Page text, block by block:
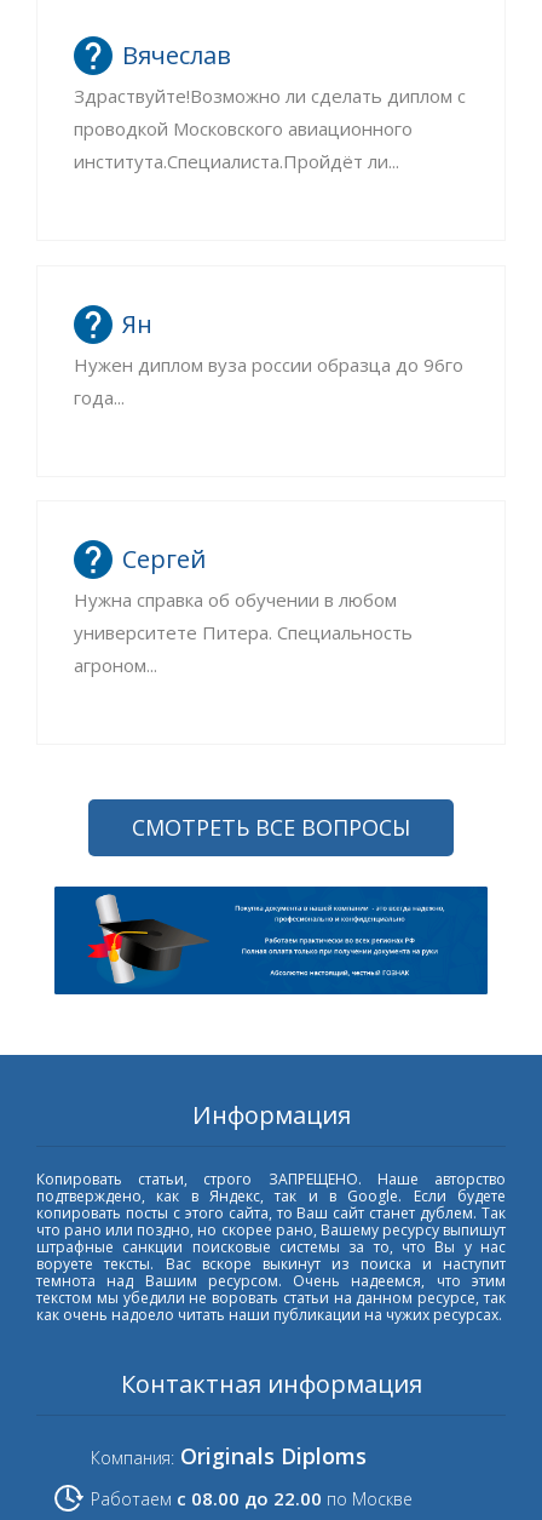
Вячеслав
Здраствуйте!Возможно ли сделать диплом с
проводкой Московского авиационного
института.Специалиста.Пройдёт ли...
Ян
Нужен диплом вуза россии образца до 96го
года...
Сергей
Нужна справка об обучении в любом
университете Питера. Специальность
агроном...
СМОТРЕТЬ ВСЕ ВОПРОСЫ
Информация
Копировать статьи, строго ЗАПРЕЩЕНО. Наше авторство
подтверждено, как в Яндекс, так и в Google. Если будете
копировать посты с этого сайта, то Ваш сайт станет дублем. Так
что рано или поздно, но скорее рано, Вашему ресурсу выпишут
штрафные санкции поисковые системы за то, что Вы у нас
воруете тексты. Вас вскоре выкинут из поиска и наступит
темнота над Вашим ресурсом. Очень надеемся, что этим
текстом мы убедили не воровать статьи на данном ресурсе, так
как очень надоело читать наши публикации на чужих ресурсах.
Контактная информация
Компания: Originals Diploms
Работаем с 08.00 до 22.00 по Москве